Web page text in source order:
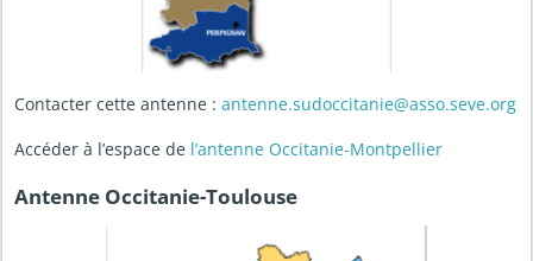
Contacter cette antenne : antenne.sudoccitanie@asso.seve.org
Accéder à l’espace de l’antenne Occitanie-Montpellier
Antenne Occitanie-Toulouse